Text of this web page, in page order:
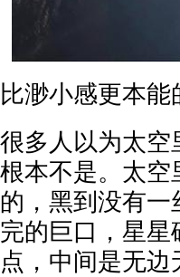
比渺小感更本
很多人以为太空
根本不是。太空
的，黑到没有
完的巨口，星
点，中间是无